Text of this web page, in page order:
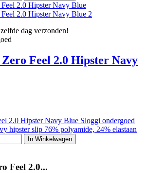
dag verzonden!
Zero Feel 2.0 Hipster Navy
2.0 Hipster Navy Blue Sloggi ondergoed
hipster slip 76% polyamide, 24% elastaan
In Winkelwagen
Feel 2.0...